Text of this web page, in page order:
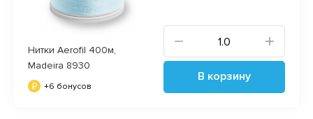
Нитки Aerofil 400м,
Madeira 8930
+6 бонусов
В корзину